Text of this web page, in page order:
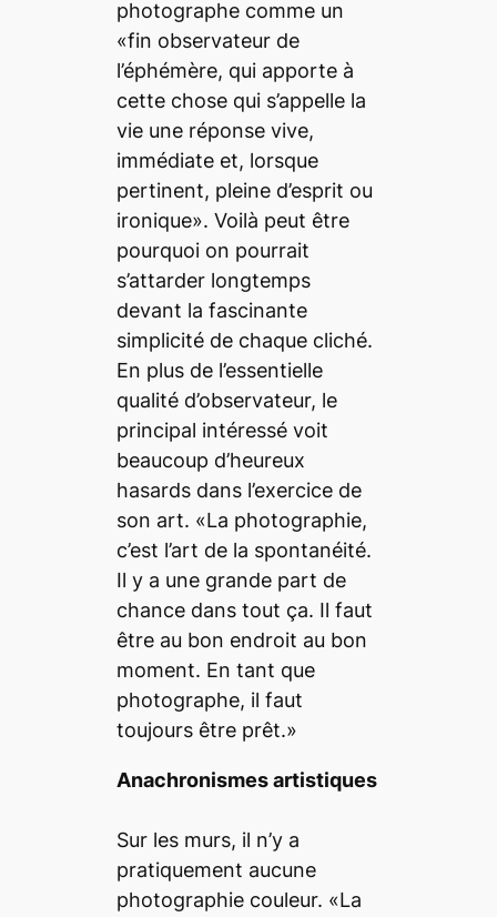
photographe comme un
«fin observateur de
l’éphémère, qui apporte à
cette chose qui s’appelle la
vie une réponse vive,
immédiate et, lorsque
pertinent, pleine d’esprit ou
ironique». Voilà peut être
pourquoi on pourrait
s’attarder longtemps
devant la fascinante
simplicité de chaque cliché.
En plus de l’essentielle
qualité d’observateur, le
principal intéressé voit
beaucoup d’heureux
hasards dans l’exercice de
son art. «La photographie,
c’est l’art de la spontanéité.
Il y a une grande part de
chance dans tout ça. Il faut
être au bon endroit au bon
moment. En tant que
photographe, il faut
toujours être prêt.»
Anachronismes artistiques
Sur les murs, il n’y a
pratiquement aucune
photographie couleur. «La